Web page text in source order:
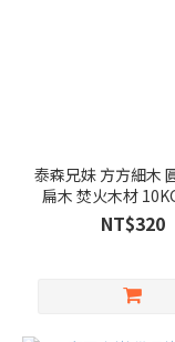
泰森兄妹 方方細木
扁木 焚火木材
乾燥硬
NT$320